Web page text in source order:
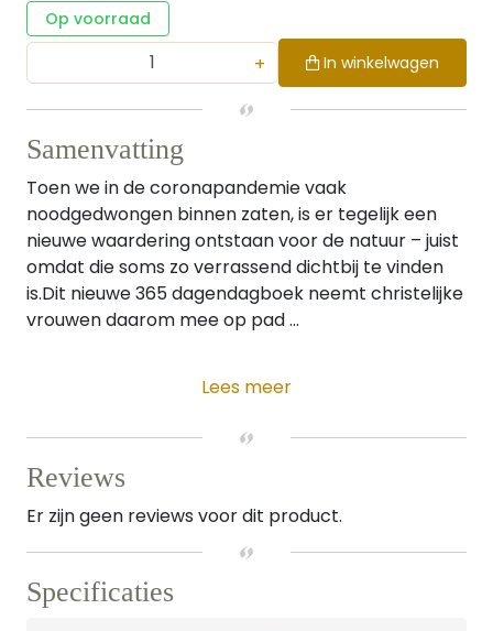
Op voorraad
+ In winkelwagen
Samenvatting
Toen we in de coronapandemie vaak
noodgedwongen binnen zaten, is er tegelijk een
nieuwe waardering ontstaan voor de natuur – juist
omdat die soms zo verrassend dichtbij te vinden
is.Dit nieuwe 365 dagendagboek neemt christelijke
vrouwen daarom mee op pad ...
Lees meer
Reviews
Er zijn geen reviews voor dit product.
Specificaties